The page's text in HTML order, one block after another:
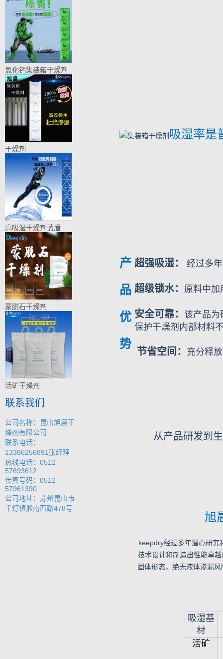
氯化钙集装箱干燥剂
干燥剂
高吸湿干燥剂蓝盾
蒙脱石干燥剂
活矿干燥剂
联系我们
公司名称：昆山旭晨干
燥剂有限公司
联系电话：
13386256891张经理
热线电话：0512-
57693612
传真号码：0512-
57961390
公司地址：苏州昆山市
千灯镇淞南西路478号
吸湿率是
产
品
优
势
超强吸湿： 经过多
超级锁水： 原料中加
安全可靠： 该产品为
保护干燥剂内部材料
节省空间： 充分释
从产品研发到
旭
keepdry经过多年潜心研究
技术设计和制造出性能卓
固体形态，绝无液体渗漏
吸湿基
材
活矿